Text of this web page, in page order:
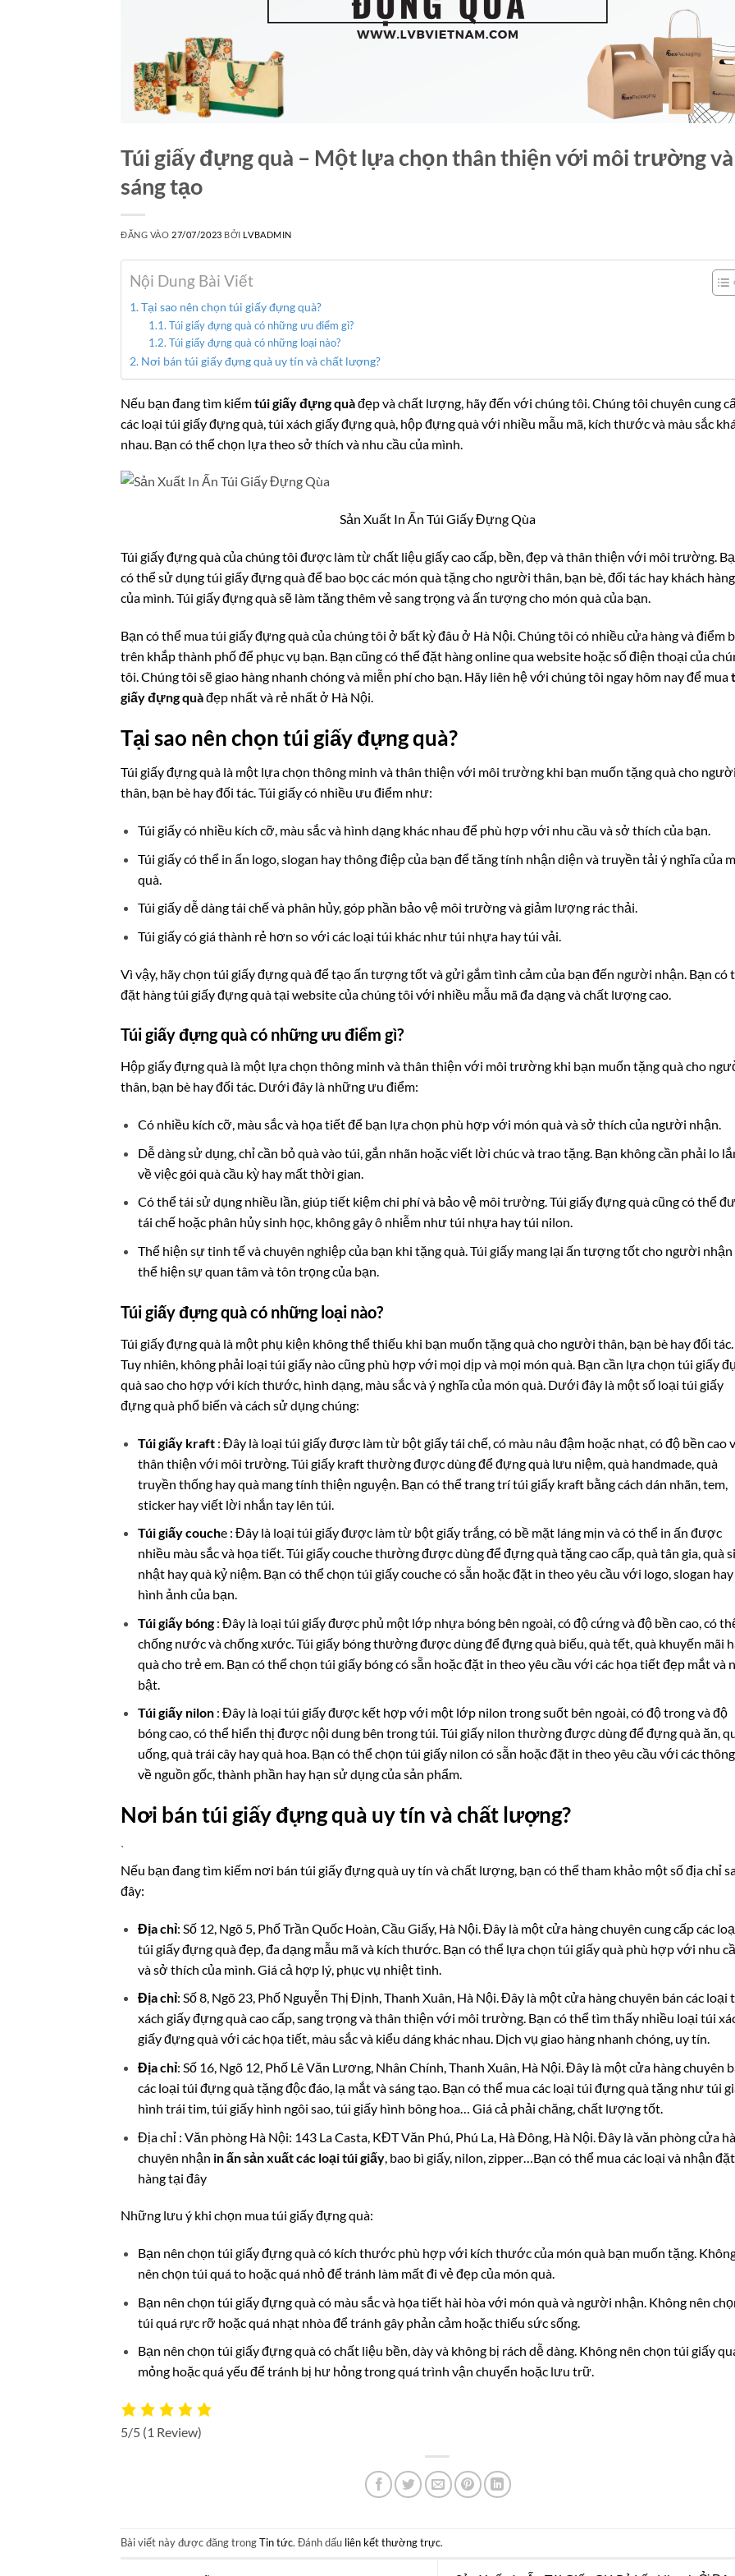
Túi giấy đựng quà – Một lựa chọn thân thiện với môi trường và
sáng tạo
ĐĂNG VÀO 27/07/2023 BỞI LVBADMIN
Nội Dung Bài Viết
Tại sao nên chọn túi giấy đựng quà?
Túi giấy đựng quà có những ưu điểm gì?
Túi giấy đựng quà có những loại nào?
Nơi bán túi giấy đựng quà uy tín và chất lượng?
Nếu bạn đang tìm kiếmtúi giấy đựng quàđẹp và chất lượng, hãy đến với chúng tôi. Chúng tôi chuyên cung
các loại túi giấy đựng quà, túi xách giấy đựng quà, hộp đựng quà với nhiều mẫu mã, kích thước và màu sắc
nhau. Bạn có thể chọn lựa theo sở thích và nhu cầu của mình.
Sản Xuất In Ấn Túi Giấy Đựng Qùa
Túi giấy đựng quà của chúng tôi được làm từ chất liệu giấy cao cấp, bền, đẹp và thân thiện với môi trường.
có thể sử dụng túi giấy đựng quà để bao bọc các món quà tặng cho người thân, bạn bè, đối tác hay khách hàng
của mình. Túi giấy đựng quà sẽ làm tăng thêm vẻ sang trọng và ấn tượng cho món quà của bạn.
Bạn có thể mua túi giấy đựng quà của chúng tôi ở bất kỳ đâu ở Hà Nội. Chúng tôi có nhiều cửa hàng và điểm
trên khắp thành phố để phục vụ bạn. Bạn cũng có thể đặt hàng online qua website hoặc số điện thoại của
tôi. Chúng tôi sẽ giao hàng nhanh chóng và miễn phí cho bạn. Hãy liên hệ với chúng tôi ngay hôm nay để mua
giấy đựng quàđẹp nhất và rẻ nhất ở Hà Nội.
Tại sao nên chọn túi giấy đựng quà?
Túi giấy đựng quà là một lựa chọn thông minh và thân thiện với môi trường khi bạn muốn tặng quà cho người
thân, bạn bè hay đối tác. Túi giấy có nhiều ưu điểm như:
Túi giấy có nhiều kích cỡ, màu sắc và hình dạng khác nhau để phù hợp với nhu cầu và sở thích của bạn.
Túi giấy có thể in ấn logo, slogan hay thông điệp của bạn để tăng tính nhận diện và truyền tải ý nghĩa của
quà.
Túi giấy dễ dàng tái chế và phân hủy, góp phần bảo vệ môi trường và giảm lượng rác thải.
Túi giấy có giá thành rẻ hơn so với các loại túi khác như túi nhựa hay túi vải.
Vì vậy, hãy chọn túi giấy đựng quà để tạo ấn tượng tốt và gửi gắm tình cảm của bạn đến người nhận. Bạn có
đặt hàng túi giấy đựng quà tại website của chúng tôi với nhiều mẫu mã đa dạng và chất lượng cao.
Túi giấy đựng quà có những ưu điểm gì?
Hộp giấy đựng quà là một lựa chọn thông minh và thân thiện với môi trường khi bạn muốn tặng quà cho
thân, bạn bè hay đối tác. Dưới đây là những ưu điểm:
Có nhiều kích cỡ, màu sắc và họa tiết để bạn lựa chọn phù hợp với món quà và sở thích của người nhận.
Dễ dàng sử dụng, chỉ cần bỏ quà vào túi, gắn nhãn hoặc viết lời chúc và trao tặng. Bạn không cần phải lo
về việc gói quà cầu kỳ hay mất thời gian.
Có thể tái sử dụng nhiều lần, giúp tiết kiệm chi phí và bảo vệ môi trường. Túi giấy đựng quà cũng có thể
tái chế hoặc phân hủy sinh học, không gây ô nhiễm như túi nhựa hay túi nilon.
Thể hiện sự tinh tế và chuyên nghiệp của bạn khi tặng quà. Túi giấy mang lại ấn tượng tốt cho người nhận
thể hiện sự quan tâm và tôn trọng của bạn.
Túi giấy đựng quà có những loại nào?
Túi giấy đựng quà là một phụ kiện không thể thiếu khi bạn muốn tặng quà cho người thân, bạn bè hay đối tác.
Tuy nhiên, không phải loại túi giấy nào cũng phù hợp với mọi dịp và mọi món quà. Bạn cần lựa chọn túi giấy
quà sao cho hợp với kích thước, hình dạng, màu sắc và ý nghĩa của món quà. Dưới đây là một số loại túi giấy
đựng quà phổ biến và cách sử dụng chúng:
Túi giấy kraft : Đây là loại túi giấy được làm từ bột giấy tái chế, có màu nâu đậm hoặc nhạt, có độ bền cao
thân thiện với môi trường. Túi giấy kraft thường được dùng để đựng quà lưu niệm, quà handmade, quà
truyền thống hay quà mang tính thiện nguyện. Bạn có thể trang trí túi giấy kraft bằng cách dán nhãn, tem,
sticker hay viết lời nhắn tay lên túi.
Túi giấy couche : Đây là loại túi giấy được làm từ bột giấy trắng, có bề mặt láng mịn và có thể in ấn được
nhiều màu sắc và họa tiết. Túi giấy couche thường được dùng để đựng quà tặng cao cấp, quà tân gia, quà
nhật hay quà kỷ niệm. Bạn có thể chọn túi giấy couche có sẵn hoặc đặt in theo yêu cầu với logo, slogan hay
hình ảnh của bạn.
Túi giấy bóng: Đây là loại túi giấy được phủ một lớp nhựa bóng bên ngoài, có độ cứng và độ bền cao, có
chống nước và chống xước. Túi giấy bóng thường được dùng để đựng quà biếu, quà tết, quà khuyến mãi
quà cho trẻ em. Bạn có thể chọn túi giấy bóng có sẵn hoặc đặt in theo yêu cầu với các họa tiết đẹp mắt và
bật.
Túi giấy nilon : Đây là loại túi giấy được kết hợp với một lớp nilon trong suốt bên ngoài, có độ trong và độ
bóng cao, có thể hiển thị được nội dung bên trong túi. Túi giấy nilon thường được dùng để đựng quà ăn,
uống, quà trái cây hay quà hoa. Bạn có thể chọn túi giấy nilon có sẵn hoặc đặt in theo yêu cầu với các
về nguồn gốc, thành phần hay hạn sử dụng của sản phẩm.
Nơi bán túi giấy đựng quà uy tín và chất lượng?
`
Nếu bạn đang tìm kiếm nơi bán túi giấy đựng quà uy tín và chất lượng, bạn có thể tham khảo một số địa chỉ
đây:
Địa chỉ: Số 12, Ngõ 5, Phố Trần Quốc Hoàn, Cầu Giấy, Hà Nội. Đây là một cửa hàng chuyên cung cấp các
túi giấy đựng quà đẹp, đa dạng mẫu mã và kích thước. Bạn có thể lựa chọn túi giấy quà phù hợp với nhu
và sở thích của mình. Giá cả hợp lý, phục vụ nhiệt tình.
Địa chỉ: Số 8, Ngõ 23, Phố Nguyễn Thị Định, Thanh Xuân, Hà Nội. Đây là một cửa hàng chuyên bán các loại
xách giấy đựng quà cao cấp, sang trọng và thân thiện với môi trường. Bạn có thể tìm thấy nhiều loại túi
giấy đựng quà với các họa tiết, màu sắc và kiểu dáng khác nhau. Dịch vụ giao hàng nhanh chóng, uy tín.
Địa chỉ: Số 16, Ngõ 12, Phố Lê Văn Lương, Nhân Chính, Thanh Xuân, Hà Nội. Đây là một cửa hàng chuyên
các loại túi đựng quà tặng độc đáo, lạ mắt và sáng tạo. Bạn có thể mua các loại túi đựng quà tặng như túi
hình trái tim, túi giấy hình ngôi sao, túi giấy hình bông hoa… Giá cả phải chăng, chất lượng tốt.
Địa chỉ : Văn phòng Hà Nội: 143 La Casta, KĐT Văn Phú, Phú La, Hà Đông, Hà Nội. Đây là văn phòng cửa
chuyên nhận in ấn sản xuất các loại túi giấy, bao bì giấy, nilon, zipper…Bạn có thể mua các loại và nhận đặt
hàng tại đây
Những lưu ý khi chọn mua túi giấy đựng quà:
Bạn nên chọn túi giấy đựng quà có kích thước phù hợp với kích thước của món quà bạn muốn tặng.
nên chọn túi quá to hoặc quá nhỏ để tránh làm mất đi vẻ đẹp của món quà.
Bạn nên chọn túi giấy đựng quà có màu sắc và họa tiết hài hòa với món quà và người nhận. Không nên
túi quá rực rỡ hoặc quá nhạt nhòa để tránh gây phản cảm hoặc thiếu sức sống.
Bạn nên chọn túi giấy đựng quà có chất liệu bền, dày và không bị rách dễ dàng. Không nên chọn túi giấy
mỏng hoặc quá yếu để tránh bị hư hỏng trong quá trình vận chuyển hoặc lưu trữ.
5/5 (1 Review)
Bài viết này được đăng trongTin tức. Đánh dấu liên kết thường trực.